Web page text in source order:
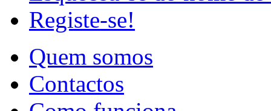
Registe-se!
Quem somos
Contactos